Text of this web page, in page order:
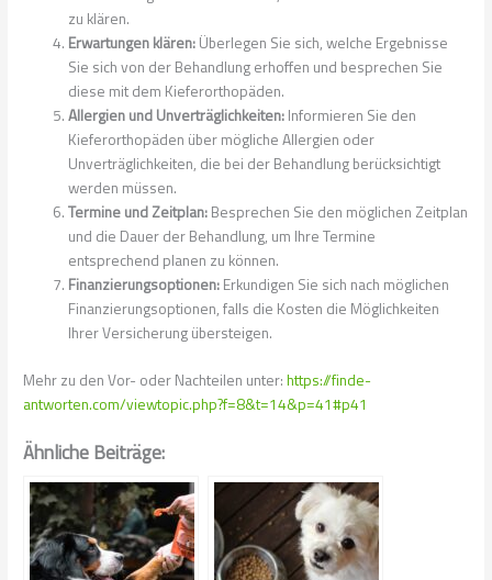
zu klären.
Erwartungen klären: Überlegen Sie sich, welche Ergebnisse
Sie sich von der Behandlung erhoffen und besprechen Sie
diese mit dem Kieferorthopäden.
Allergien und Unverträglichkeiten: Informieren Sie den
Kieferorthopäden über mögliche Allergien oder
Unverträglichkeiten, die bei der Behandlung berücksichtigt
werden müssen.
Termine und Zeitplan: Besprechen Sie den möglichen Zeitplan
und die Dauer der Behandlung, um Ihre Termine
entsprechend planen zu können.
Finanzierungsoptionen: Erkundigen Sie sich nach möglichen
Finanzierungsoptionen, falls die Kosten die Möglichkeiten
Ihrer Versicherung übersteigen.
Mehr zu den Vor- oder Nachteilen unter:https://finde-
antworten.com/viewtopic.php?f=8&t=14&p=41#p41
Ähnliche Beiträge: